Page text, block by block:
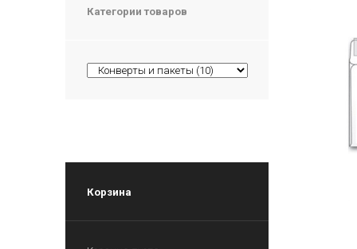
Категории товаров
Корзина